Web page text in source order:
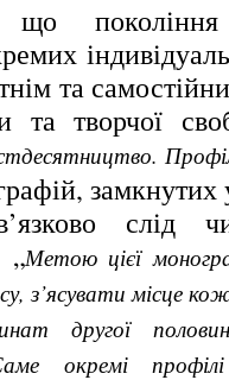
покоління
та
та творчої
слід
„Метою цієї
з’ясувати місце
другої
окремі